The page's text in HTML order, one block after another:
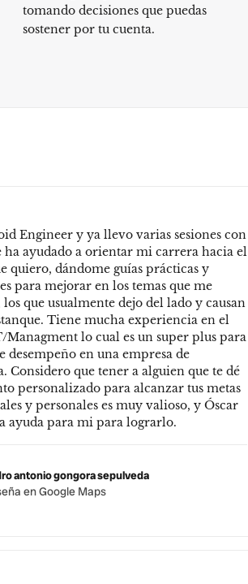
tomando decisiones que puedas
sostener por tu cuenta.
Engineer y ya llevo varias sesiones con
ha ayudado a orientar mi carrera hacia el
quiero, dándome guías prácticas y
para mejorar en los temas que me
que usualmente dejo del lado y causan
Tiene mucha experiencia en el
Managment lo cual es un super plus para
desempeño en una empresa de
Considero que tener a alguien que te dé
personalizado para alcanzar tus metas
y personales es muy valioso, y Óscar
ayuda para mi para lograrlo.
antonio gongora sepulveda
en Google Maps